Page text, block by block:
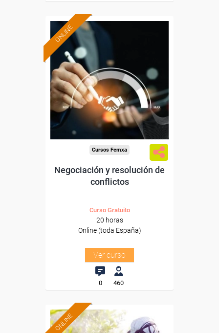
ONLINE
Formación 100%
subvencionada.
Para desempleados,
trabajadores y autónomos.
Sector
-Mediambiente.
Cursos Femxa
Negociación y resolución de
conflictos
Curso Gratuito
20 horas
Online (toda España)
Ver curso
0 460
ONLINE